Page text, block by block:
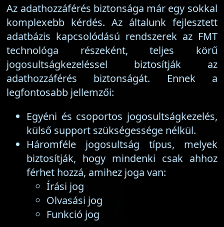
Az adathozzáférés biztonsága már egy sokkal
komplexebb kérdés. Az általunk fejlesztett
adatbázis kapcsolódású rendszerek az FMT
technológa részeként, teljes körű
jogosultságkezeléssel biztosítják az
adathozzáférés biztonságát. Ennek a
legfontosabb jellemzői:
Egyéni és csoportos jogosultságkezelés,
külső support szükségessége nélkül.
Háromféle jogosultság típus, melyek
biztosítják, hogy mindenki csak ahhoz
férhet hozzá, amihez joga van:
Írási jog
Olvasási jog
Funkció jog